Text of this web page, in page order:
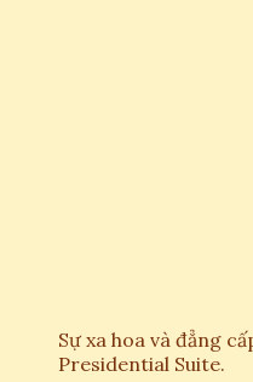
Sự xa hoa và đẳng
Presidential Suite.